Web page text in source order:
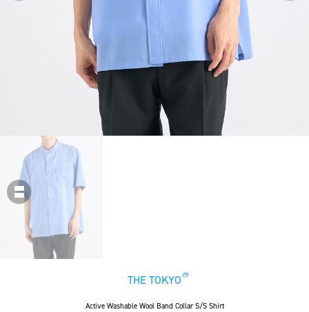
THE TOKYO
Active Washable Wool Band Collar S/S Shirt